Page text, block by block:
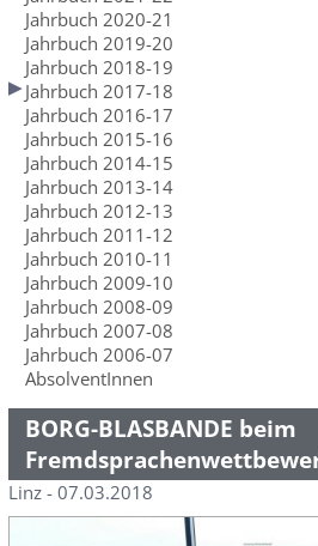
Jahrbuch 2020-21
Jahrbuch 2019-20
Jahrbuch 2018-19
Jahrbuch 2017-18
Jahrbuch 2016-17
Jahrbuch 2015-16
Jahrbuch 2014-15
Jahrbuch 2013-14
Jahrbuch 2012-13
Jahrbuch 2011-12
Jahrbuch 2010-11
Jahrbuch 2009-10
Jahrbuch 2008-09
Jahrbuch 2007-08
Jahrbuch 2006-07
AbsolventInnen
BORG-BLASBANDE beim
Linz - 07.03.2018